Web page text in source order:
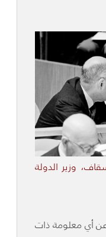
وزير الدولة
أي معلومة ذات